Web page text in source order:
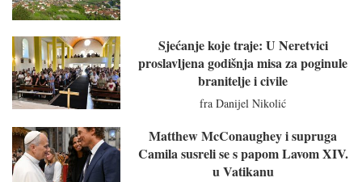
Sjećanje koje traje: U Neretvici
proslavljena godišnja misa za poginule
branitelje i civile
fra Danijel Nikolić
Matthew McConaughey i supruga
Camila susreli se s papom Lavom XIV.
u Vatikanu